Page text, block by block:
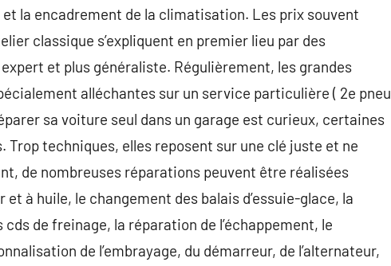
la encadrement de la climatisation. Les prix souvent
classique s’expliquent en premier lieu par des
et plus généraliste. Régulièrement, les grandes
alléchantes sur un service particulière ( 2e pneu
sa voiture seul dans un garage est curieux, certaines
techniques, elles reposent sur une clé juste et ne
de nombreuses réparations peuvent être réalisées
à huile, le changement des balais d’essuie-glace, la
de freinage, la réparation de l’échappement, le
de l’embrayage, du démarreur, de l’alternateur,